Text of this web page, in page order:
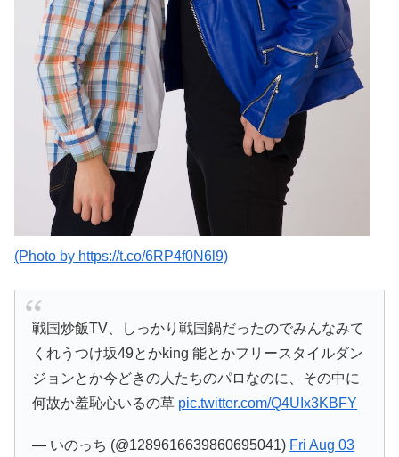
(Photo by https://t.co/6RP4f0N6l9)
戦国炒飯TV、しっかり戦国鍋だったのでみんなみて
くれうつけ坂49とかking 能とかフリースタイルダン
ジョンとか今どきの人たちのパロなのに、その中に
何故か羞恥心いるの草 pic.twitter.com/Q4UIx3KBFY
— いのっち (@1289616639860695041) Fri Aug 03